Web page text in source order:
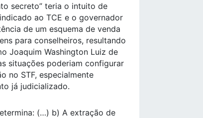
secreto” teria o intuito de
ao TCE e o governador
de um esquema de venda
para conselheiros, resultando
Joaquim Washington Luiz de
situações poderiam configurar
no STF, especialmente
já judicializado.
(…) b) A extração de